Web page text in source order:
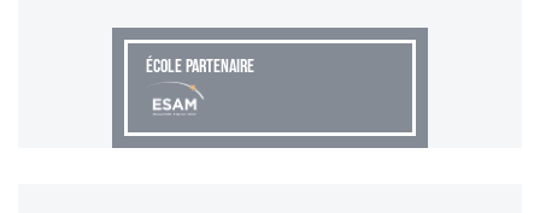
ÉCOLE PARTENAIRE